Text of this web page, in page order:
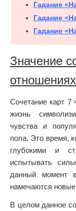
Гадание
Гадание
Гадание
Значение
отношениях
Сочетание карт 7
жизнь
чувства и
пола. Это время,
глубокими и
испытывать
данный момент
намечаются
В целом данное